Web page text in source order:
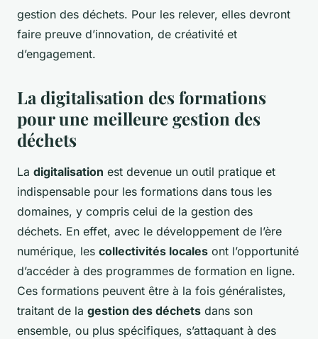
gestion des déchets. Pour les relever, elles devront
faire preuve d’innovation, de créativité et
d’engagement.
La digitalisation des formations
pour une meilleure gestion des
déchets
La digitalisation est devenue un outil pratique et
indispensable pour les formations dans tous les
domaines, y compris celui de la gestion des
déchets. En effet, avec le développement de l’ère
numérique, les collectivités locales ont l’opportunité
d’accéder à des programmes de formation en ligne.
Ces formations peuvent être à la fois généralistes,
traitant de la gestion des déchets dans son
ensemble, ou plus spécifiques, s’attaquant à des